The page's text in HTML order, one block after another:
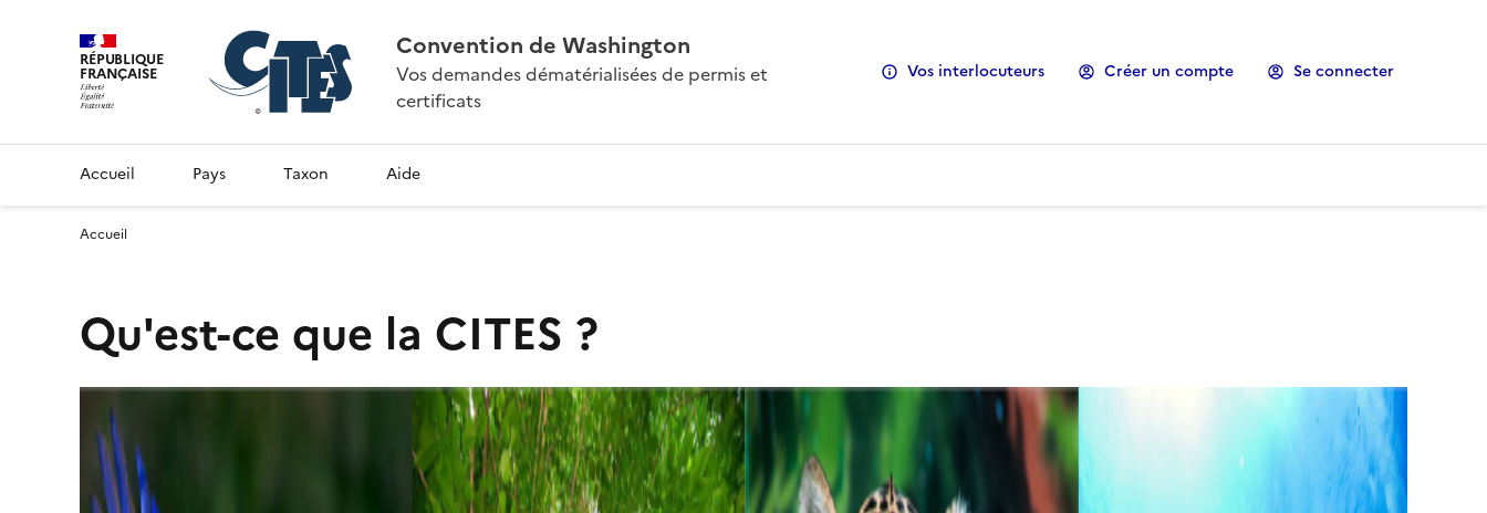
RÉPUBLIQUE
FRANÇAISE
Convention de Washington
Vos demandes dématérialisées de permis et
certificats
Vos interlocuteurs Créer un compte Se connecter
Accueil Pays Taxon Aide
Accueil
Qu'est-ce que la CITES ?